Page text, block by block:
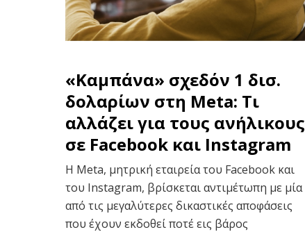
«Καμπάνα» σχεδόν 1 δισ.
δολαρίων στη Meta: Τι
αλλάζει για τους ανήλικους
σε Facebook και Instagram
Η Meta, μητρική εταιρεία του Facebook και
του Instagram, βρίσκεται αντιμέτωπη με μία
από τις μεγαλύτερες δικαστικές αποφάσεις
που έχουν εκδοθεί ποτέ εις βάρος